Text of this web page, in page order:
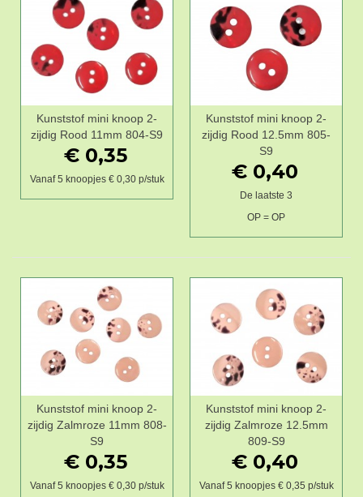
Kunststof mini knoop 2-
zijdig Rood 11mm 804-S9
€ 0,35
Vanaf 5 knoopjes € 0,30 p/stuk
Kunststof mini knoop 2-
zijdig Rood 12.5mm 805-
S9
€ 0,40
De laatste 3
OP = OP
Kunststof mini knoop 2-
zijdig Zalmroze 11mm 808-
S9
€ 0,35
Vanaf 5 knoopjes € 0,30 p/stuk
Kunststof mini knoop 2-
zijdig Zalmroze 12.5mm
809-S9
€ 0,40
Vanaf 5 knoopjes € 0,35 p/stuk